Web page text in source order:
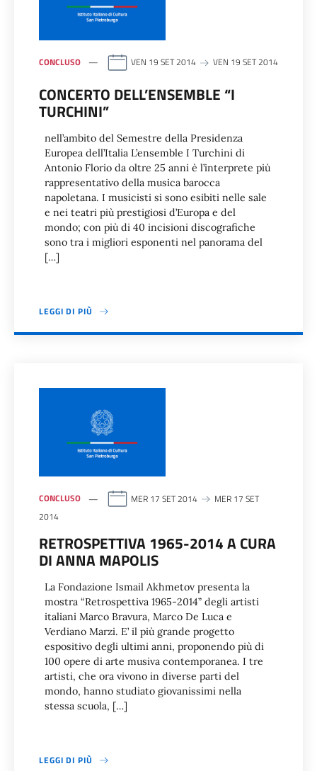
CONCLUSO VEN 19 SET 2014 VEN 19 SET 2014
CONCERTO DELL’ENSEMBLE “I
TURCHINI”
nell’ambito del Semestre della Presidenza
Europea dell’Italia L’ensemble I Turchini di
Antonio Florio da oltre 25 anni è l’interprete più
rappresentativo della musica barocca
napoletana. I musicisti si sono esibiti nelle sale
e nei teatri più prestigiosi d’Europa e del
mondo; con più di 40 incisioni discografiche
sono tra i migliori esponenti nel panorama del
[…]
LEGGI DI PIÙ
CONCLUSO MER 17 SET 2014
MER 17 SET
2014
RETROSPETTIVA 1965-2014 A CURA
DI ANNA MAPOLIS
La Fondazione Ismail Akhmetov presenta la
mostra “Retrospettiva 1965-2014” degli artisti
italiani Marco Bravura, Marco De Luca e
Verdiano Marzi. E’ il più grande progetto
espositivo degli ultimi anni, proponendo più di
100 opere di arte musiva contemporanea. I tre
artisti, che ora vivono in diverse parti del
mondo, hanno studiato giovanissimi nella
stessa scuola, […]
LEGGI DI PIÙ